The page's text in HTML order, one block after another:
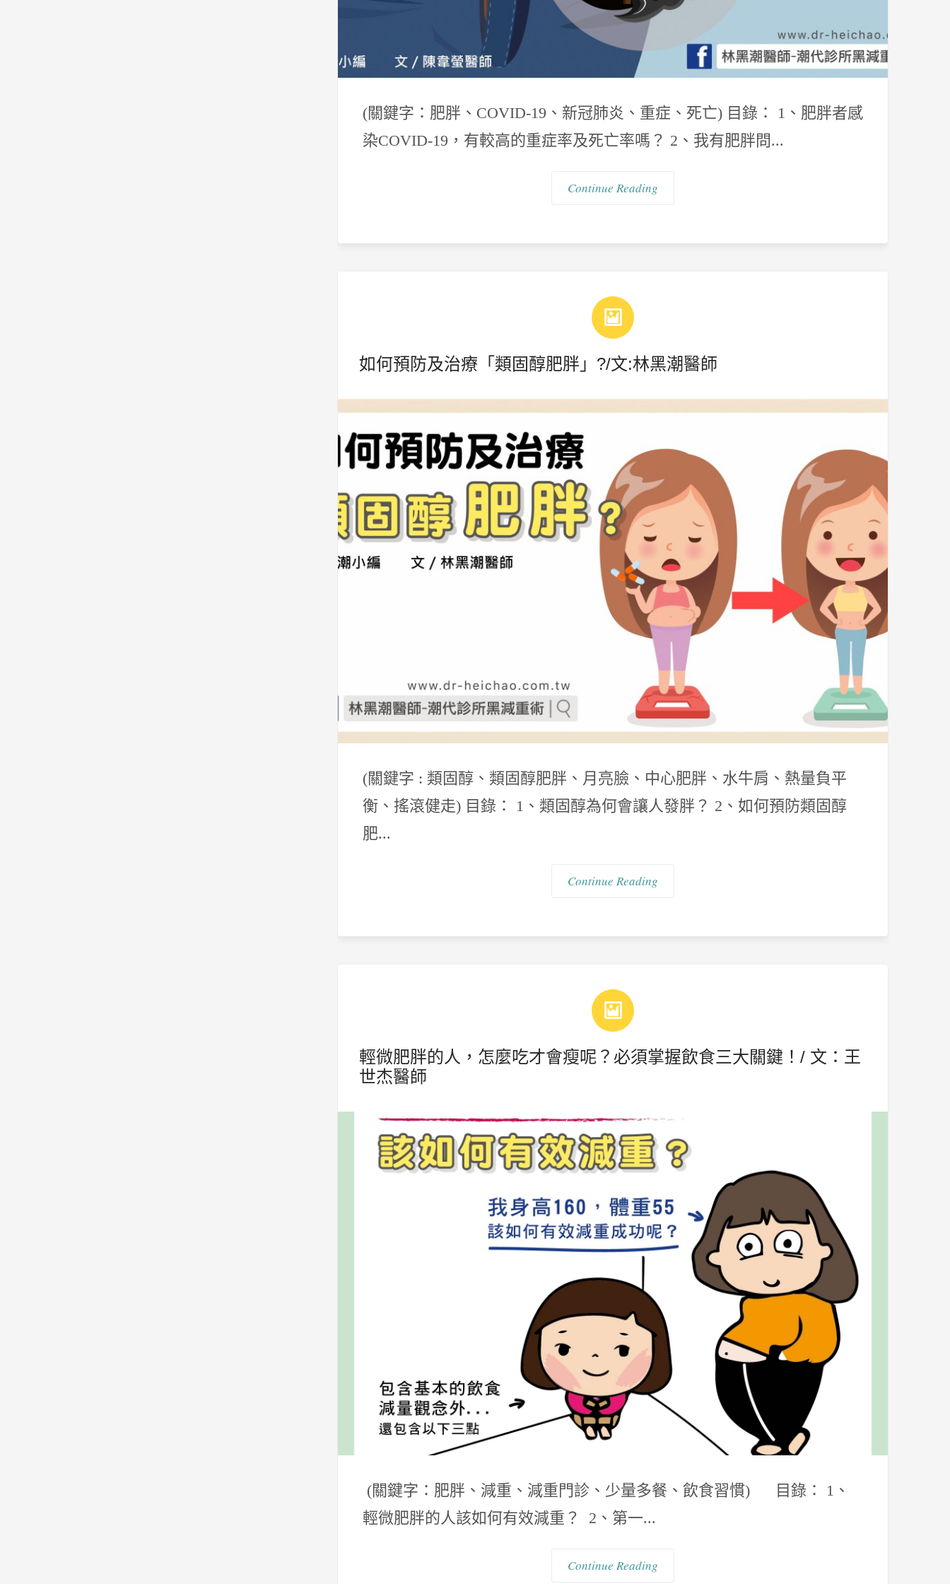
(關鍵字：肥胖、COVID-19、新冠肺炎、重症、死亡) 目錄： 1、肥胖者感
染COVID-19，有較高的重症率及死亡率嗎？ 2、我有肥胖問...
Continue Reading
如何預防及治療「類固醇肥胖」?/文:林黑潮醫師
(關鍵字 : 類固醇、類固醇肥胖、月亮臉、中心肥胖、水牛肩、熱量負平
衡、搖滾健走) 目錄： 1、類固醇為何會讓人發胖？ 2、如何預防類固醇
肥...
Continue Reading
輕微肥胖的人，怎麼吃才會瘦呢？必須掌握飲食三大關鍵！/ 文：王
世杰醫師
(關鍵字：肥胖、減重、減重門診、少量多餐、飲食習慣) 目錄： 1、
輕微肥胖的人該如何有效減重？ 2、第一...
Continue Reading